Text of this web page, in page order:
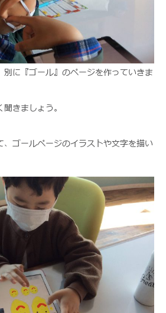
に『ゴール』のページを作っていきま
きましょう。
ゴールページのイラストや文字を描い